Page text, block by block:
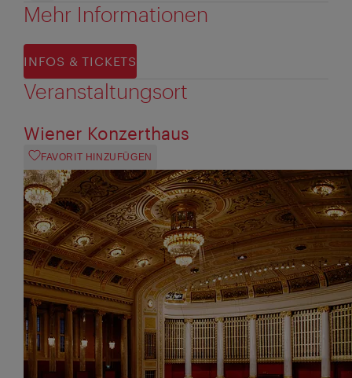
Mehr Informationen
INFOS & TICKETS
Veranstaltungsort
Wiener Konzerthaus
FAVORIT HINZUFÜGEN